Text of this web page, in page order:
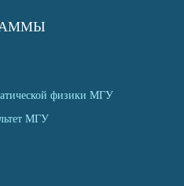
физики МГУ
МГУ